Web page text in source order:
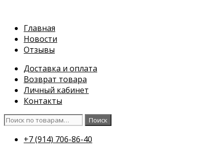
содержимому
Главная
Новости
Отзывы
Доставка и оплата
Возврат товара
Личный кабинет
Контакты
Искать:
Поиск
+7 (914) 706-86-40